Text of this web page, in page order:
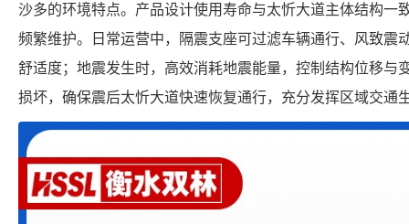
沙多的环境特点。产品设计使用寿命与太忻大道主体结构一
频繁维护。日常运营中，隔震支座可过滤车辆通行、风致震
舒适度；地震发生时，高效消耗地震能量，控制结构位移与
损坏，确保震后太忻大道快速恢复通行，充分发挥区域交通